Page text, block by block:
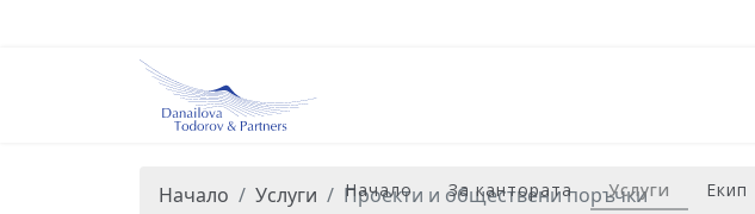
Начало За кантората Услуги Екип
Начало Услуги Проекти и обществени поръчки